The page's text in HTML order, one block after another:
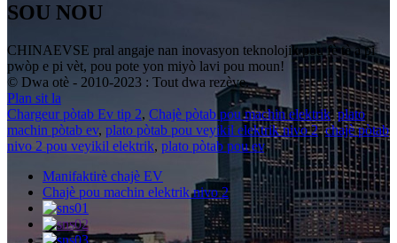
SOU NOU
CHINAEVSE pral angaje nan inovasyon teknolojik pou fè tè a pi
pwòp e pi vèt, pou pote yon miyò lavi pou moun!
© Dwa otè - 2010-2023 : Tout dwa rezève.
Plan sit la
Chargeur pòtab Ev tip 2, Chajè pòtab pou machin elektrik,plato
machin pòtab ev, plato pòtab pou veyikil elektrik nivo 2,chajè pòtab
nivo 2 pou veyikil elektrik, plato pòtab pou ev,
Manifaktirè chajè EV
Chajè pou machin elektrik nivo 2